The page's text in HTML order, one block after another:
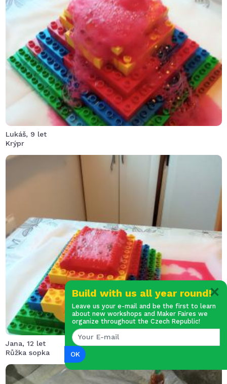
×
Build with us all year round!
Leave us your e-mail and be the first to learn
about new workshops and Maker Faires we
organize throughout the Czech Republic!
Sopka Krýpr vybouchla, když tam nikdo nebyl, vědci se
domnívali, že nikdy nevybuchne ale byl to omyl ONA
VYBOUCHLA,…..
Lukáš, 9 let
Krýpr
Sopka byla nalezena na planetce Růžka, kde se vyskytlo
obyvatelstvo kačenek, které bylo v ohrožení. Naštěstí se
jim podařilo v čas odletět a zachránit se než sopka celá
vybuchla,…..
Jana, 12 let
Růžka sopka